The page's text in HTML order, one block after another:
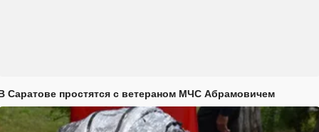
Саратове простятся с ветераном МЧС Абрамовичем